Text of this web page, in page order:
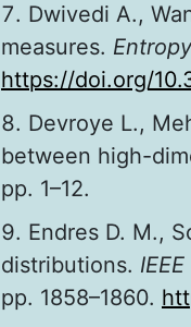
Dwivedi A.,
measures. Entropy
https://doi.org/
Devroye L.,
between high-
pp. 1–12.
Endres D. M.,
distributions.
pp. 1858–1860.